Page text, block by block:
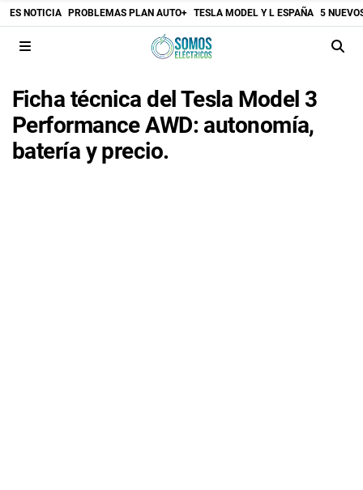
ES NOTICIA PROBLEMAS PLAN AUTO+ TESLA MODEL Y L ESPAÑA 5
Ficha técnica del Tesla Model 3
Performance AWD: autonomía,
batería y precio.